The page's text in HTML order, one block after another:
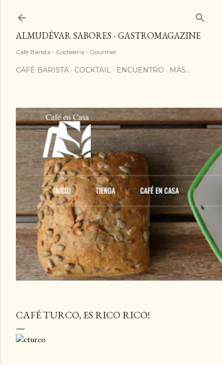
ALMUDÉVAR SABORES - GASTROMAGAZINE
Café Barista - Coctelería - Gourmet
CAFÉ BARISTA COCKTAIL ENCUENTRO MÁS…
CAFÉ TURCO, ES RICO RICO!